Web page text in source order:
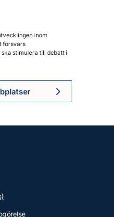
inom
försvars
stimulera till debatt i